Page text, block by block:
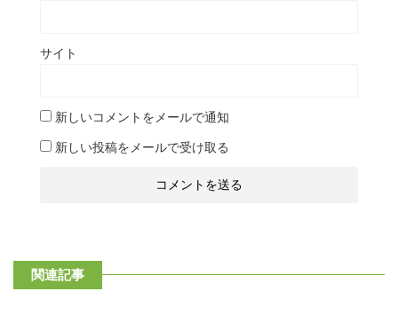
サイト
新しいコメントをメールで通知
新しい投稿をメールで受け取る
関連記事